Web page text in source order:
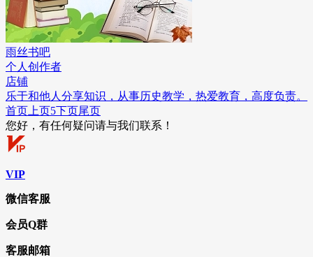
雨丝书吧
个人创作者
店铺
乐于和他人分享知识，从事历史教学，热爱教育，高度负责。
首页 上页5下页尾页
您好，有任何疑问请与我们联系！
VIP
微信客服
会员Q群
客服邮箱